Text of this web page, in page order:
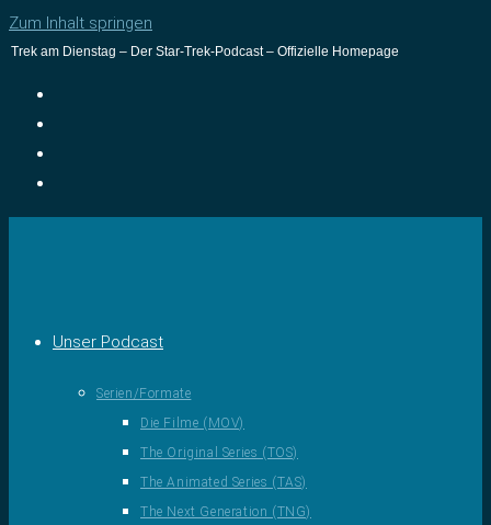
Zum Inhalt springen
Trek am Dienstag – Der Star-Trek-Podcast – Offizielle Homepage
Unser Podcast
Serien/Formate
Die Filme (MOV)
The Original Series (TOS)
The Animated Series (TAS)
The Next Generation (TNG)